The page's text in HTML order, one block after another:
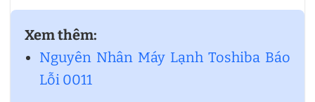
Xem thêm:
Nguyên Nhân Máy Lạnh Toshiba Báo
Lỗi 0011